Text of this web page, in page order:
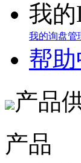
我的
我的询盘管
帮
产品
产品